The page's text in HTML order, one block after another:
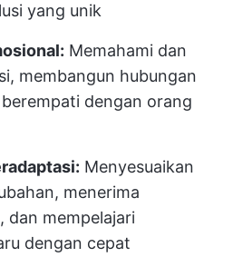
yang unik
Memahami dan
membangun hubungan
dengan orang
Menyesuaikan
menerima
dan mempelajari
dengan cepat